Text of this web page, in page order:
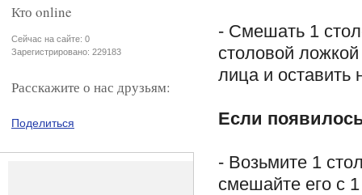
- Смешать 1
столовой
лица и оставить
Если
- Возьмите 1
смешайте его с
Кто online
Сейчас на сайте: 0
Зарегистрировано: 229183
Расскажите о нас друзьям:
Поделиться